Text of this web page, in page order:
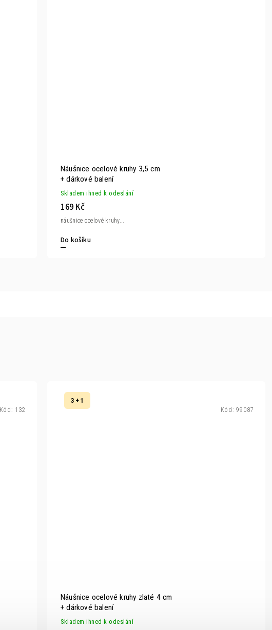
Náušnice ocelové kruhy 3,5 cm
+ dárkové balení
Skladem ihned k odeslání
169 Kč
Do košíku
náušnice ocelové kruhy...
Kód: 132
3 + 1
Náušnice ocelové kruhy zlaté 4 cm
+ dárkové balení
Skladem ihned k odeslání
Kód: 99087